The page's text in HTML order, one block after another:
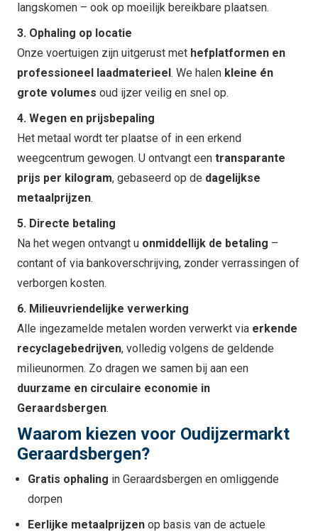
langskomen – ook op moeilijk bereikbare plaatsen.
3. Ophaling op locatie
Onze voertuigen zijn uitgerust met hefplatformen en
professioneel laadmaterieel . We halen kleine én
grote volumes oud ijzer veilig en snel op.
4. Wegen en prijsbepaling
Het metaal wordt ter plaatse of in een erkend
weegcentrum gewogen. U ontvangt een transparante
prijs per kilogram, gebaseerd op de dagelijkse
metaalprijzen.
5. Directe betaling
Na het wegen ontvangt u onmiddellijk de betaling –
contant of via bankoverschrijving, zonder verrassingen of
verborgen kosten.
6. Milieuvriendelijke verwerking
Alle ingezamelde metalen worden verwerkt via erkende
recyclagebedrijven, volledig volgens de geldende
milieunormen. Zo dragen we samen bij aan een
duurzame en circulaire economie in
Geraardsbergen.
Waarom kiezen voor Oudijzermarkt
Geraardsbergen?
Gratis ophaling in Geraardsbergen en omliggende
dorpen
Eerlijke metaalprijzen op basis van de actuele